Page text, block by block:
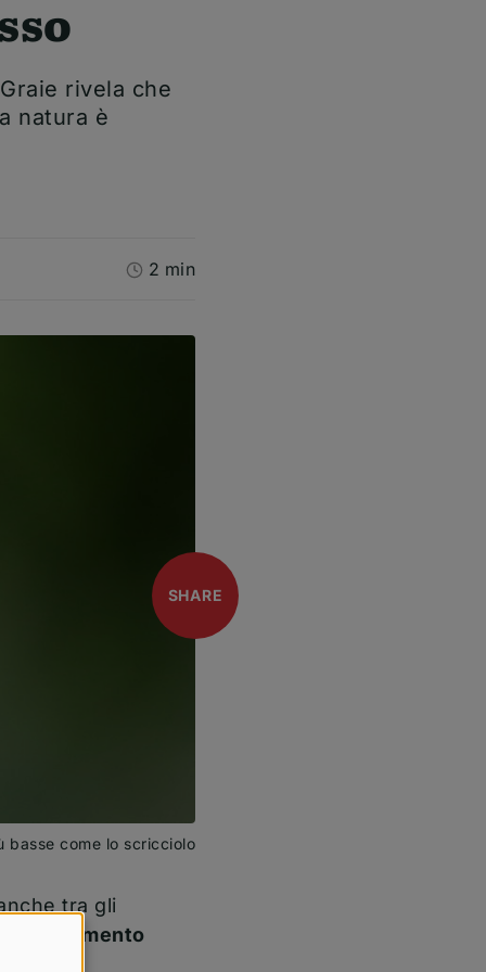
rivela che
natura è
2 min
basse come lo scricciolo
open
SHARE
tra gli
riscaldamento
la